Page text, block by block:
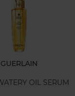
GUERLAIN
OIL SERUM